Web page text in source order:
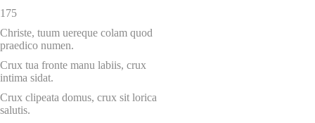
175
Christe, tuum uereque colam quod
praedico numen.
Crux tua fronte manu labiis, crux
intima sidat.
Crux clipeata domus, crux sit lorica
salutis.